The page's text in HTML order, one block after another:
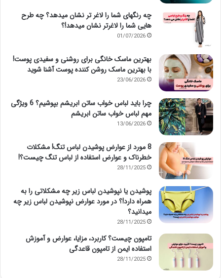
چه رنگهای شما را لاغر تر نشان میدهد؟ چه طرح
هایی شما را لاغرتر نشان میدهد!؟
01/07/2026
بهترین ماسک خانگی برای روشنی و سفیدی پوست!
با بهترین ماسک روشن کننده پوست آشنا شوید
23/06/2026
چرا باید لباس خواب ساتن ابریشم بپوشیم؟ 6 ویژگی
مهم لباس خواب ساتن ابریشم
13/06/2026
8 مورد از عوارض پوشیدن لباس تنگ! مشکلات
خطرناک و عوارض استفاده از لباس تنگ چیست؟!
28/11/2025
پوشیدن یا نپوشیدن لباس زیر چه مشکلاتی را به
همراه دارد!؟ در مورد عوارض نپوشیدن لباس زیر چه
میدانید؟
28/11/2025
تامپون چیست؟ کاربرد، مزایا، عوارض و آموزش
استفاده ایمن از تامپون قاعدگی
28/11/2025